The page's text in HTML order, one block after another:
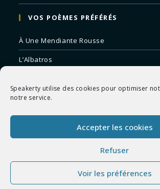
Speakerty utilise des cookies pour optimiser
notre service.
Accepter les cookies
Refuser
Voir les préférences
VOS POÈMES PRÉFÉRÉS
À Une Mendiante Rousse
L’Albatros
Remords Posthume
La Mort des Artistes
Copyright 2026 - Speakerty